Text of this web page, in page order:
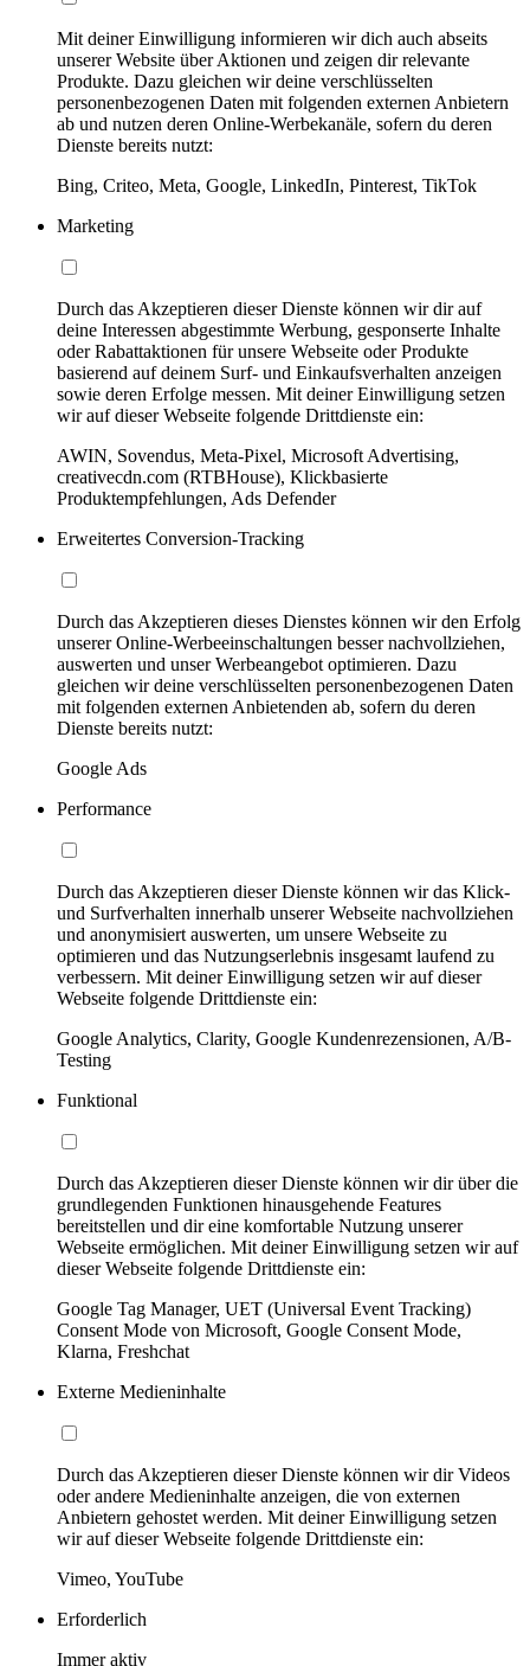
Mit deiner Einwilligung informieren wir dich auch abseits
unserer Website über Aktionen und zeigen dir relevante
Produkte. Dazu gleichen wir deine verschlüsselten
personenbezogenen Daten mit folgenden externen Anbietern
ab und nutzen deren Online-Werbekanäle, sofern du deren
Dienste bereits nutzt:
Bing, Criteo, Meta, Google, LinkedIn, Pinterest, TikTok
Marketing
Durch das Akzeptieren dieser Dienste können wir dir auf
deine Interessen abgestimmte Werbung, gesponserte Inhalte
oder Rabattaktionen für unsere Webseite oder Produkte
basierend auf deinem Surf- und Einkaufsverhalten anzeigen
sowie deren Erfolge messen. Mit deiner Einwilligung setzen
wir auf dieser Webseite folgende Drittdienste ein:
AWIN, Sovendus, Meta-Pixel, Microsoft Advertising,
creativecdn.com (RTBHouse), Klickbasierte
Produktempfehlungen, Ads Defender
Erweitertes Conversion-Tracking
Durch das Akzeptieren dieses Dienstes können wir den Erfolg
unserer Online-Werbeeinschaltungen besser nachvollziehen,
auswerten und unser Werbeangebot optimieren. Dazu
gleichen wir deine verschlüsselten personenbezogenen Daten
mit folgenden externen Anbietenden ab, sofern du deren
Dienste bereits nutzt:
Google Ads
Performance
Durch das Akzeptieren dieser Dienste können wir das Klick-
und Surfverhalten innerhalb unserer Webseite nachvollziehen
und anonymisiert auswerten, um unsere Webseite zu
optimieren und das Nutzungserlebnis insgesamt laufend zu
verbessern. Mit deiner Einwilligung setzen wir auf dieser
Webseite folgende Drittdienste ein:
Google Analytics, Clarity, Google Kundenrezensionen, A/B-
Testing
Funktional
Durch das Akzeptieren dieser Dienste können wir dir über die
grundlegenden Funktionen hinausgehende Features
bereitstellen und dir eine komfortable Nutzung unserer
Webseite ermöglichen. Mit deiner Einwilligung setzen wir auf
dieser Webseite folgende Drittdienste ein:
Google Tag Manager, UET (Universal Event Tracking)
Consent Mode von Microsoft, Google Consent Mode,
Klarna, Freshchat
Externe Medieninhalte
Durch das Akzeptieren dieser Dienste können wir dir Videos
oder andere Medieninhalte anzeigen, die von externen
Anbietern gehostet werden. Mit deiner Einwilligung setzen
wir auf dieser Webseite folgende Drittdienste ein:
Vimeo, YouTube
Erforderlich
Immer aktiv